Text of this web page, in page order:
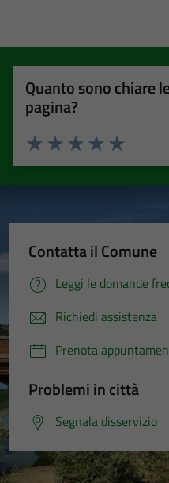
Quanto sono chiare
pagina?
Valuta 5
Valuta 4 stelle
Valuta 3 stelle su 5
Valuta 2 stelle su 5
Valuta 1 stelle su 5
Contatta il Comune
Leggi le domande
Richiedi assistenza
Prenota
Problemi in città
Segnala disservizio